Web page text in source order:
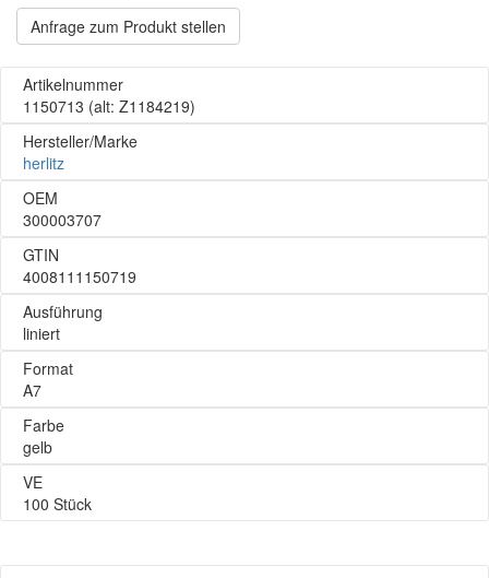
Anfrage zum Produkt stellen
Artikelnummer
1150713 (alt: Z1184219)
Hersteller/Marke
herlitz
OEM
300003707
GTIN
4008111150719
Ausführung
liniert
Format
A7
Farbe
gelb
VE
100 Stück